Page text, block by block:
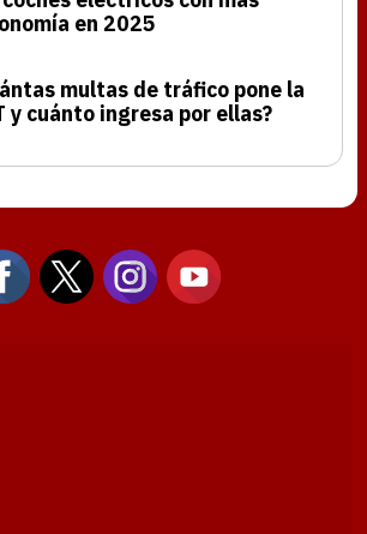
en 2025
multas de tráfico pone la
y cuánto ingresa por ellas?